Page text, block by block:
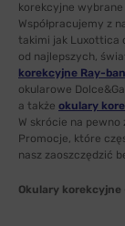
korekcyjne
Współpracujemy z
takimi jak Luxottica
od najlepszych,
korekcyjne Ray-
okularowe
a także okulary
W skrócie na pewno
Promocje, które
nasz zaoszczędzić
Okulary korekcyjne